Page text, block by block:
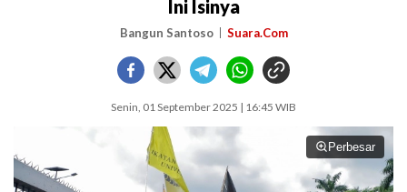
Ini Isinya
Bangun Santoso Suara.Com
Senin, 01 September 2025 | 16:45 WIB
Perbesar